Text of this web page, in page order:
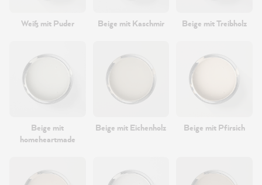
Weiß mit Puder Beige mit Kaschmir Beige mit Treibholz
Beige mit
homeheartmade
Beige mit Eichenholz Beige mit Pfirsich